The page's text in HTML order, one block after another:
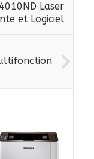
Laser
et Logiciel